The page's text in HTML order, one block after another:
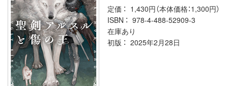
定価
1,430円（本体価格：1,300円）
ISBN
978-4-488-52909-3
在庫あり
初版
2025年2月28日